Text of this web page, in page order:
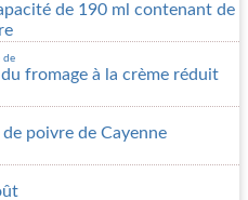
de 190 ml contenant de
de
fromage à la crème réduit
poivre de Cayenne